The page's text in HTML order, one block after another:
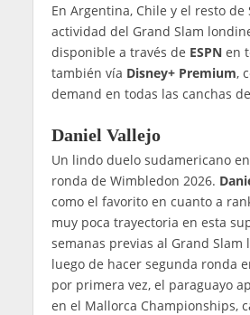
En Argentina, Chile y el resto de
actividad del Grand Slam
disponible a través de ESPNen
también vía Disney+ Premium,
demand en todas las canchas
Daniel Vallejo
Un lindo duelo sudamericano
ronda de Wimbledon 2026.
como el favorito en cuanto a
muy poca trayectoria en esta
semanas previas al Grand Slam
luego de hacer segunda ronda
por primera vez, el paraguayo
en el Mallorca Championships,